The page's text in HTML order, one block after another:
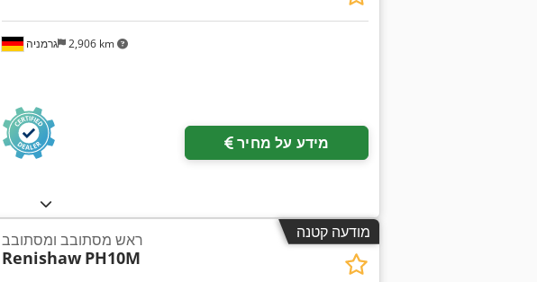
גרמניה 2,906 km
מידע על מחיר
מודעה קטנה ראש מסתובב ומסתובב
Renishaw PH10M